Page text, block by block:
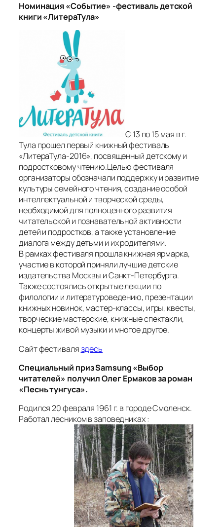
Номинация «Событие» -фестиваль детской
книги «ЛитераТула»
С 13 по 15 мая в г.
Тула прошел первый книжный фестиваль
«ЛитераТула-2016», посвященный детскому и
подростковому чтению.Целью фестиваля
организаторы обозначали поддержку и развитие
культуры семейного чтения, создание особой
интеллектуальной и творческой среды,
необходимой для полноценного развития
читательской и познавательной активности
детей и подростков, а также установление
диалога между детьми и их родителями.
В рамках фестиваля прошла книжная ярмарка,
участие в которой приняли лучшие детские
издательства Москвы и Санкт-Петербурга.
Также состоялись открытые лекции по
филологии и литературоведению, презентации
книжных новинок, мастер-классы, игры, квесты,
творческие мастерские, книжные спектакли,
концерты живой музыки и многое другое.
Сайт фестиваляздесь
Cпециальный приз Samsung «Выбор
читателей» получил Олег Ермаков за роман
«Песнь тунгуса».
Родился 20 февраля 1961 г. в городе Смоленск.
Работал лесником в заповедниках :